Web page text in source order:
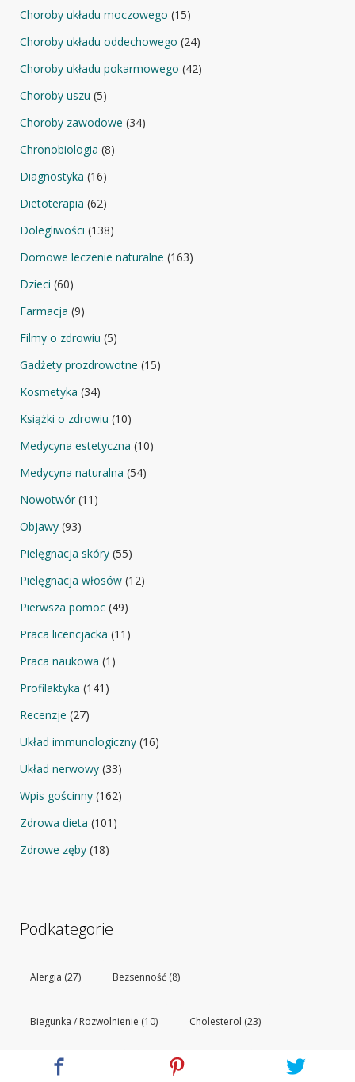
Choroby układu moczowego (15)
Choroby układu oddechowego (24)
Choroby układu pokarmowego (42)
Choroby uszu (5)
Choroby zawodowe (34)
Chronobiologia (8)
Diagnostyka (16)
Dietoterapia (62)
Dolegliwości (138)
Domowe leczenie naturalne (163)
Dzieci (60)
Farmacja (9)
Filmy o zdrowiu (5)
Gadżety prozdrowotne (15)
Kosmetyka (34)
Książki o zdrowiu (10)
Medycyna estetyczna (10)
Medycyna naturalna (54)
Nowotwór(11)
Objawy (93)
Pielęgnacja skóry (55)
Pielęgnacja włosów (12)
Pierwsza pomoc (49)
Praca licencjacka (11)
Praca naukowa (1)
Profilaktyka (141)
Recenzje (27)
Układ immunologiczny (16)
Układ nerwowy (33)
Wpis gościnny (162)
Zdrowa dieta (101)
Zdrowe zęby (18)
Podkategorie
Alergia (27) Bezsenność (8)
Biegunka / Rozwolnienie (10) Cholesterol (23)
Choroby serca Choroby stawów